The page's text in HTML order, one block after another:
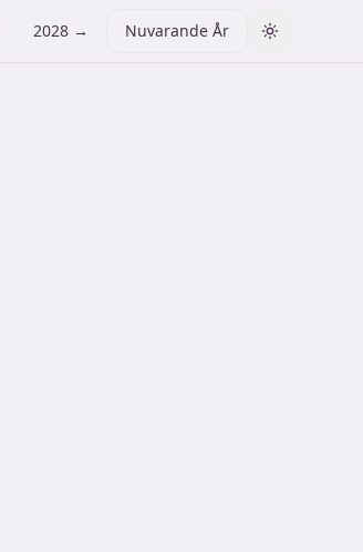
2028 → Nuvarande År Toggle